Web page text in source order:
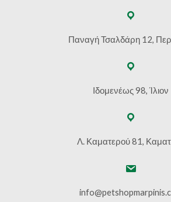
Παναγή Τσαλδάρη 12,
Ιδομενέως 98, Ίλιον
Λ. Καματερού 81,